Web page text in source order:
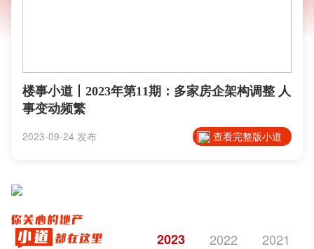
楼事小道丨2023年第11期：多家房企架构调整 人
事变动频繁
2023-09-24 发布
查看完整版小道
2023 2022 2021